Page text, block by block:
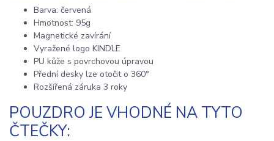
Barva: červená
Hmotnost: 95g
Magnetické zavírání
Vyražené logo KINDLE
PU kůže s povrchovou úpravou
Přední desky lze otočit o 360°
Rozšířená záruka 3 roky
POUZDRO JE VHODNÉ NA TYTO
ČTEČKY: